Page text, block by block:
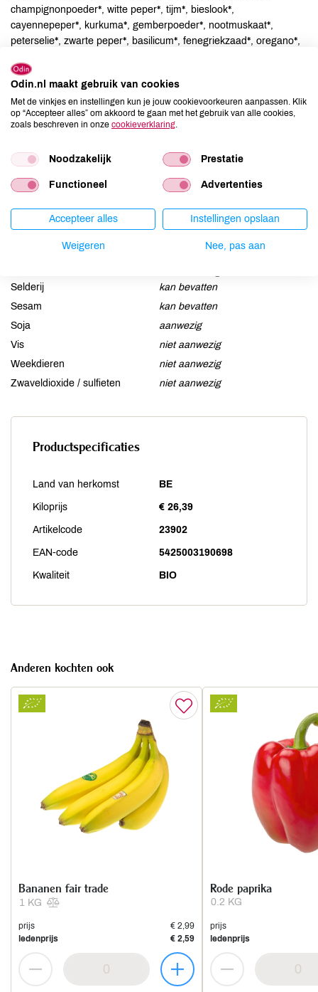
champignonpoeder*, witte peper*, tijm*, bieslook*,
cayennepeper*, kurkuma*, gemberpoeder*, nootmuskaat*,
peterselie*, zwarte peper*, basilicum*, fenegriekzaad*, oregano*,
geroosterde SOJABONEN*, niet-gejodeerd zout), zeezout.
Allergenen
Ei
niet aanwezig
Gluten
kan bevatten
Lactose
niet aanwezig
Lupine
niet aanwezig
Mosterd
kan bevatten
kan bevatten
Selderij
kan bevatten
Sesam
kan bevatten
Soja
aanwezig
Vis
niet aanwezig
Weekdieren
niet aanwezig
Zwaveldioxide / sulfieten
niet aanwezig
Productspecificaties
Land van herkomst BE
Kiloprijs € 26,39
Artikelcode 23902
EAN-code 5425003190698
Kwaliteit BIO
Anderen kochten ook
1 KG
Bananen fair trade
prijs
€ 2,99
ledenprijs
€ 2,59
0.2 KG
Rode paprika
prijs
ledenprijs
Odin.nl maakt gebruik van cookies
Met de vinkjes en instellingen kun je jouw cookievoorkeuren aanpassen. Klik
op “Accepteer alles” om akkoord te gaan met het gebruik van alle cookies,
zoals beschreven in onze cookieverklaring
Noodzakelijk Prestatie
Functioneel Advertenties
Accepteer alles Instellingen opslaan
Weigeren Nee, pas aan